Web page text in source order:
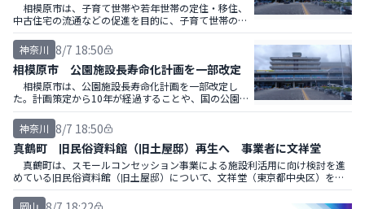
相模原市は、子育て世帯や若年世帯の定住・移住、
中古住宅の流通などの促進を目的に、子育て世帯の中
古住宅購入費や親世帯が所有する住宅改修費の一部を
補助する。
神奈川 8/7 18:50
相模原市 公園施設長寿命化計画を一部改定
相模原市は、公園施設長寿命化計画を一部改定し
た。計画策定から10年が経過することや、国の公園施
設長寿命化計画策定指針の改定などを踏まえ見直し
た。
神奈川 8/7 18:50
真鶴町 旧民俗資料館（旧土屋邸）再生へ 事業者に文祥堂
真鶴町は、スモールコンセッション事業による施設利活用に向け検討を進
めている旧民俗資料館（旧土屋邸）について、文祥堂（東京都中央区）を優
先交渉権者に選定、基本協定書を締結した。
岡山